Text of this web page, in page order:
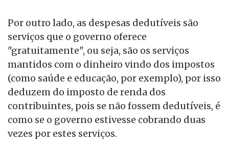
Por outro lado, as despesas dedutíveis são
serviços que o governo oferece
"gratuitamente", ou seja, são os serviços
mantidos com o dinheiro vindo dos impostos
(como saúde e educação, por exemplo), por isso
deduzem do imposto de renda dos
contribuintes, pois se não fossem dedutíveis, é
como se o governo estivesse cobrando duas
vezes por estes serviços.